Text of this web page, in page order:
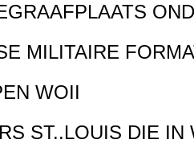
MILITAIRE
WOII
ST..LOUIS DIE